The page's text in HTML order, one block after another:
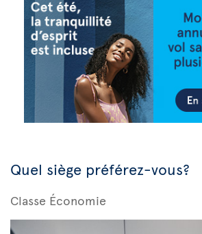
Quel siège préférez-vous?
Classe Économie